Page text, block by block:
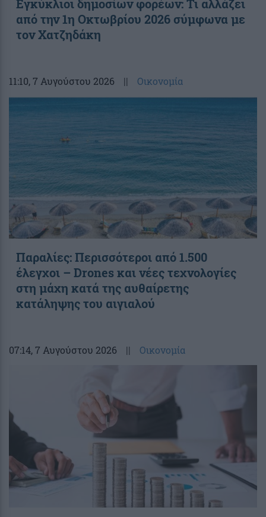
Εγκύκλιοι δημοσίων φορέων: Τι αλλάζει
από την 1η Οκτωβρίου 2026 σύμφωνα με
τον Χατζηδάκη
11:10, 7 Αυγούστου 2026 || Οικονομία
Παραλίες: Περισσότεροι από 1.500
έλεγχοι – Drones και νέες τεχνολογίες
στη μάχη κατά της αυθαίρετης
κατάληψης του αιγιαλού
07:14, 7 Αυγούστου 2026 || Οικονομία